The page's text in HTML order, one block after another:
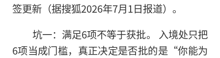
签更新（据搜狐2026年7月1日报道）。
坑一：满足6项不等于获批。 入境处只把
6项当成门槛，真正决定是否批的是“你能为